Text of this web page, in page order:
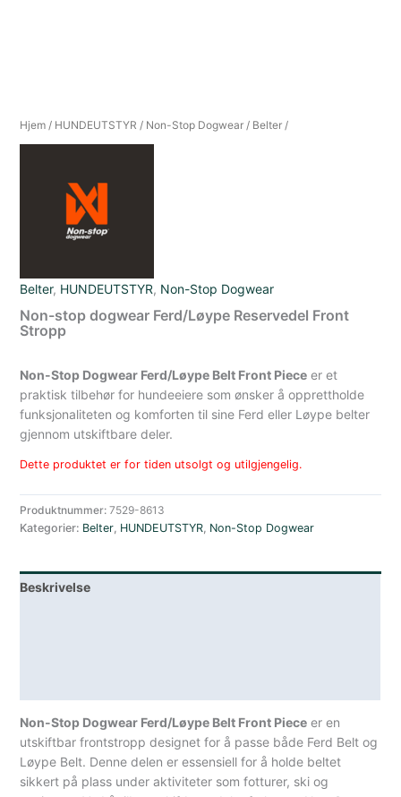
Hjem / HUNDEUTSTYR / Non-Stop Dogwear / Belter /
Belter, HUNDEUTSTYR, Non-Stop Dogwear
Non-stop dogwear Ferd/Løype Reservedel Front
Stropp
Non-Stop Dogwear Ferd/Løype Belt Front Piece er et
praktisk tilbehør for hundeeiere som ønsker å opprettholde
funksjonaliteten og komforten til sine Ferd eller Løype belter
gjennom utskiftbare deler.
Dette produktet er for tiden utsolgt og utilgjengelig.
Produktnummer:7529-8613
Kategorier: Belter HUNDEUTSTYR Non-Stop Dogwear
Beskrivelse
Non-Stop Dogwear Ferd/Løype Belt Front Piece er en
utskiftbar frontstropp designet for å passe både Ferd Belt og
Løype Belt. Denne delen er essensiell for å holde beltet
sikkert på plass under aktiviteter som fotturer, ski og